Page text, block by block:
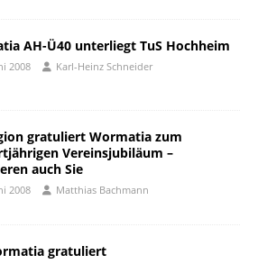
AH-Ü40 unterliegt TuS Hochheim
2008 Karl-Heinz Schneider
gratuliert Wormatia zum
Vereinsjubiläum –
auch Sie
2008 Matthias Bachmann
gratuliert